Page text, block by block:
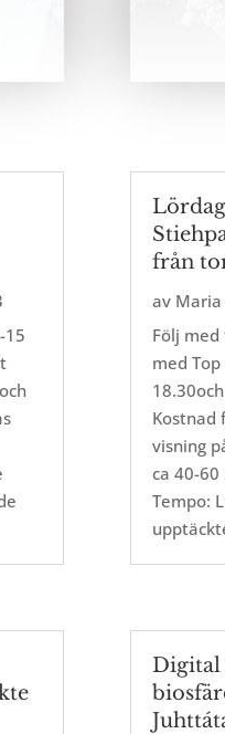
15
från
av Maria
Följ
med
Kostnad
visning
ca 40-
Tempo:
Digital